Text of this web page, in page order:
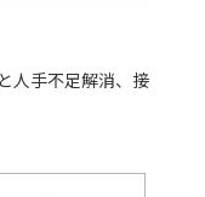
人手不足解消、接